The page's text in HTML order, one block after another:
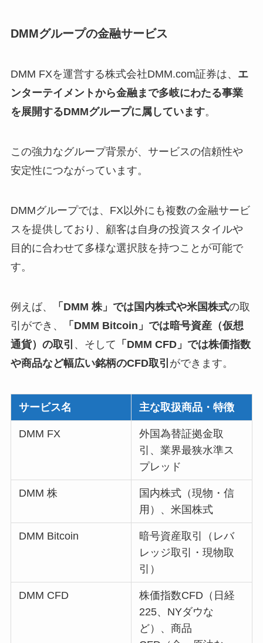
DMMグループの金融サービス
DMM FXを運営する株式会社DMM.com証券は、 エ
ンターテイメントから金融まで多岐にわたる事業
を展開するDMMグループに属しています。
この強力なグループ背景が、サービスの信頼性や
安定性につながっています。
DMMグループでは、FX以外にも複数の金融サービ
スを提供しており、顧客は自身の投資スタイルや
目的に合わせて多様な選択肢を持つことが可能で
す。
例えば、 「DMM 株」では国内株式や米国株式の取
引ができ、
「DMM Bitcoin」では暗号資産（仮想
通貨）の取引 、そして 「DMM CFD」では株価指数
や商品など幅広い銘柄のCFD取引 ができます。
サービス名 主な取扱商品・特徴
DMM FX
外国為替証拠金取
引、業界最狭水準ス
プレッド
DMM 株
国内株式（現物・信
用）、米国株式
DMM Bitcoin
暗号資産取引（レバ
レッジ取引・現物取
引）
DMM CFD
株価指数CFD（日経
225、NYダウな
ど）、商品